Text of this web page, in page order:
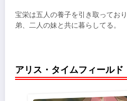
宝栄は五人の養子を引き取ってお
弟、二人の妹と共に暮らしてる。
アリス・タイムフィールド